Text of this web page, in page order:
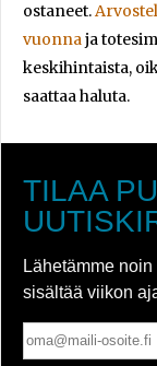
ostaneet.
vuonnaja
keskihintaista,
saattaa haluta.
TILAA
Lähetämme
sisältää viikon